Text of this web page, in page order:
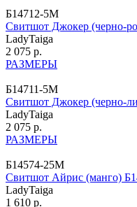
Б14712-5М
Свитшот Джокер (черно-
LadyTaiga
2 075 р.
РАЗМЕРЫ
Б14711-5М
Свитшот Джокер (черно-
LadyTaiga
2 075 р.
РАЗМЕРЫ
Б14574-25М
Свитшот Айрис (манго)
LadyTaiga
1 610 р.